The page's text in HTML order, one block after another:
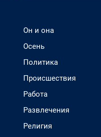
Он и она
Осень
Политика
Происшествия
Работа
Развлечения
Религия